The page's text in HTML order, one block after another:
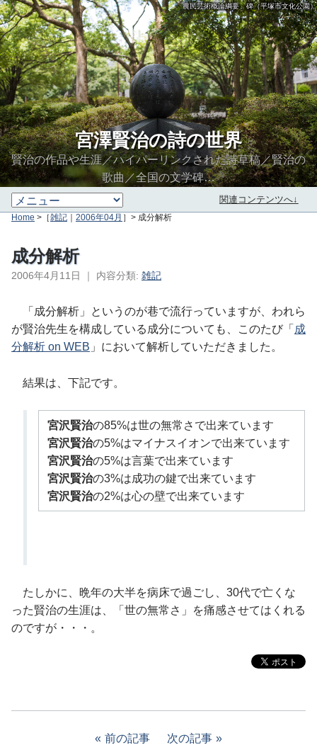
「農民芸術概論綱要」碑（平塚市文化公園）
宮澤賢治の詩の世界
賢治の作品や生涯／ハイパーリンクされた詩草稿／賢治の
歌曲／全国の文学碑…
関連コンテンツへ↓
Home >［雑記 ｜ 2006年04月 ］> 成分解析
成分解析
2006年4月11日 ｜ 内容分類: 雑記
「成分解析」というのが巷で流行っていますが、われら
が賢治先生を構成している成分についても、このたび「 成
分解析 on WEB 」において解析していただきました。
結果は、下記です。
宮沢賢治の85%は世の無常さで出来ています
宮沢賢治の5%はマイナスイオンで出来ています
宮沢賢治の5%は言葉で出来ています
宮沢賢治の3%は成功の鍵で出来ています
宮沢賢治の2%は心の壁で出来ています
たしかに、晩年の大半を病床で過ごし、30代で亡くな
った賢治の生涯は、「世の無常さ」を痛感させてはくれる
のですが・・・。
前の記事 次の記事